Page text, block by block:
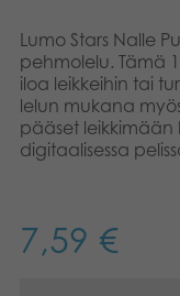
Kirjat
Arkistoidut
Sovellukset
Dansk
Norsk
Lumo Stars Nalle
pehmolelu. Tämä
iloa leikkeihin tai
lelun mukana
pääset leikkimään
digitaalisessa
7,59 €